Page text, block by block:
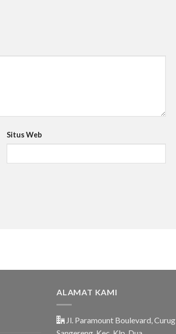
Situs Web
ALAMAT KAMI
Jl. Paramount Boulevard, Curug